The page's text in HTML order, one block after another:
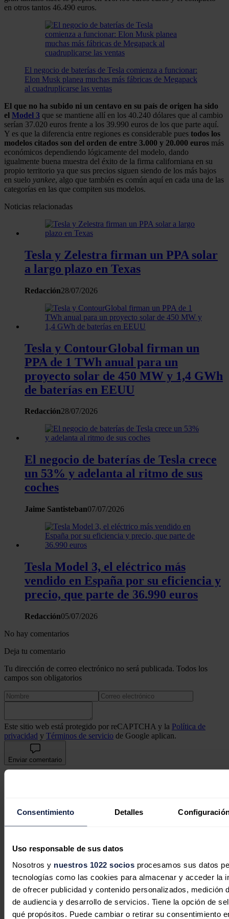
Consentimiento Detalles
Uso responsable de sus datos
Nosotros y nuestros 1022 sociosprocesamos sus datos
tecnologías como las cookies para almacenar y acceder la
de ofrecer publicidad y contenido personalizados, medición
de audiencia y desarrollo de servicios. Tiene la opción de
qué propósitos. Puede cambiar o retirar su consentimiento
en otros tantos 46.490 euros.
El negocio de baterías de Tesla comienza a funcionar:
Elon Musk planea muchas más fábricas de Megapack
al cuadruplicarse las ventas
El que no ha subido ni un centavo en su país de origen ha sido
el Model 3 que se mantiene allí en los 40.240 dólares que al cambio
serían 37.020 euros frente a los 39.990 euros de los que parte aquí.
Y es que la diferencia entre regiones es considerable pues todos los
modelos citados son del orden de entre 3.000 y 20.000 euros más
económicos dependiendo lógicamente del modelo, dando
igualmente buena muestra del éxito de la firma californiana en su
propio territorio ya que sus precios siguen siendo de los más bajos
en suelo yankee, algo que también es común aquí en cada una de las
categorías en las que compiten sus modelos.
Noticias relacionadas
Tesla y Zelestra firman un PPA solar
a largo plazo en Texas
Redacción28/07/2026
Tesla y ContourGlobal firman un
PPA de 1 TWh anual para un
proyecto solar de 450 MW y 1,4 GWh
de baterías en EEUU
Redacción28/07/2026
El negocio de baterías de Tesla crece
un 53% y adelanta al ritmo de sus
coches
Jaime Santisteban07/07/2026
Tesla Model 3, el eléctrico más
vendido en España por su eficiencia y
precio, que parte de 36.990 euros
Redacción05/07/2026
No hay comentarios
Deja tu comentario
Tu dirección de correo electrónico no será publicada. Todos los
campos son obligatorios
Este sitio web está protegido por reCAPTCHA y la Política de
privacidad y Términos de servicio de Google aplican.
Enviar comentario